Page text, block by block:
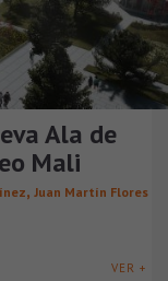
Ala de
Mali
, Juan Martín Flores
VER +